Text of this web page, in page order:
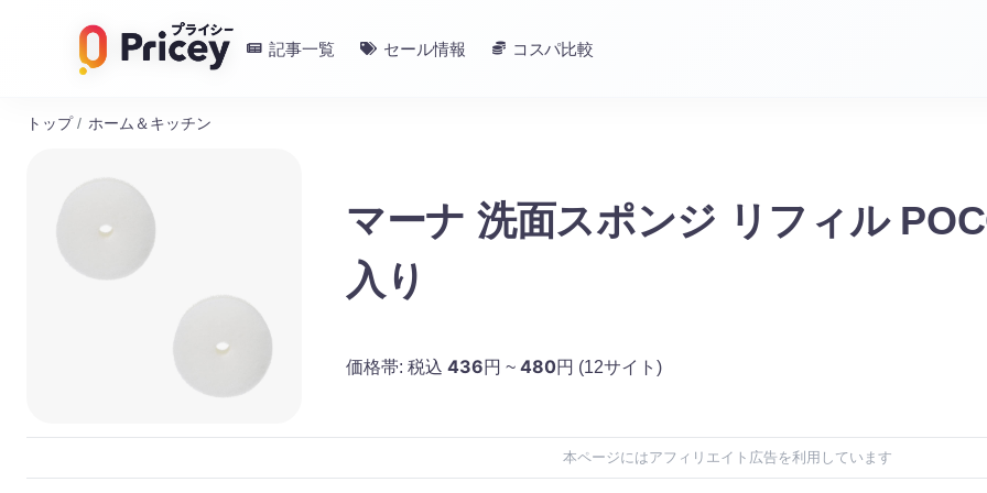
記事一覧 セール情報 コスパ比較
トップ / ホーム＆キッチン
マーナ 洗面スポンジ リフィル
入り
価格帯: 税込 436円 ~ 480円 (12サイト)
本ページにはアフィリエイト広告を利用しています